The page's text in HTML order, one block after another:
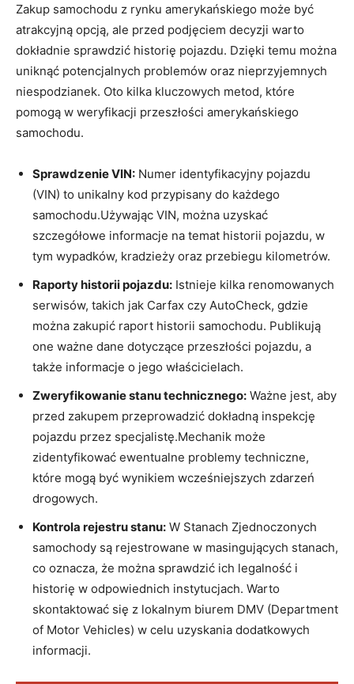
Zakup samochodu z rynku amerykańskiego może być
atrakcyjną opcją, ale przed podjęciem decyzji warto
dokładnie sprawdzić historię pojazdu. Dzięki temu można
uniknąć potencjalnych problemów oraz nieprzyjemnych
niespodzianek. Oto kilka kluczowych metod, które
pomogą w weryfikacji przeszłości amerykańskiego
samochodu.
Sprawdzenie VIN: Numer identyfikacyjny pojazdu
(VIN) to unikalny kod przypisany do każdego
samochodu.Używając VIN, można uzyskać
szczegółowe informacje na temat historii pojazdu, w
tym wypadków, kradzieży oraz przebiegu kilometrów.
Raporty historii pojazdu: Istnieje kilka renomowanych
serwisów, takich jak Carfax czy AutoCheck, gdzie
można zakupić raport historii samochodu. Publikują
one ważne dane dotyczące przeszłości pojazdu, a
także informacje o jego właścicielach.
Zweryfikowanie stanu technicznego: Ważne jest, aby
przed zakupem przeprowadzić dokładną inspekcję
pojazdu przez specjalistę.Mechanik może
zidentyfikować ewentualne problemy techniczne,
które mogą być wynikiem wcześniejszych zdarzeń
drogowych.
Kontrola rejestru stanu: W Stanach Zjednoczonych
samochody są rejestrowane w masingujących stanach,
co oznacza, że można sprawdzić ich legalność i
historię w odpowiednich instytucjach. Warto
skontaktować się z lokalnym biurem DMV (Department
of Motor Vehicles) w celu uzyskania dodatkowych
informacji.